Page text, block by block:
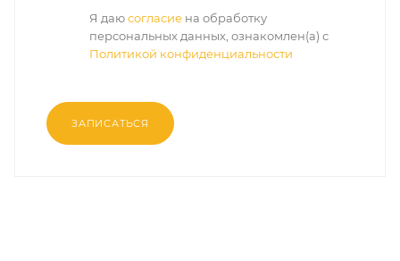
Я даюсогласие на обработку
персональных данных, ознакомлен(а) с
Политикой конфиденциальности
ЗАПИСАТЬСЯ